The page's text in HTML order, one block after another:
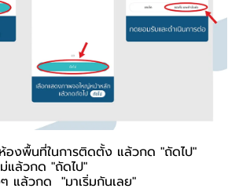
ห้องพื้นที่ในการติดตั้ง แล้วกด "ถัดไป"
แล้วกด "ถัดไป"
ๆ แล้วกด "มาเริ่มกันเลย"